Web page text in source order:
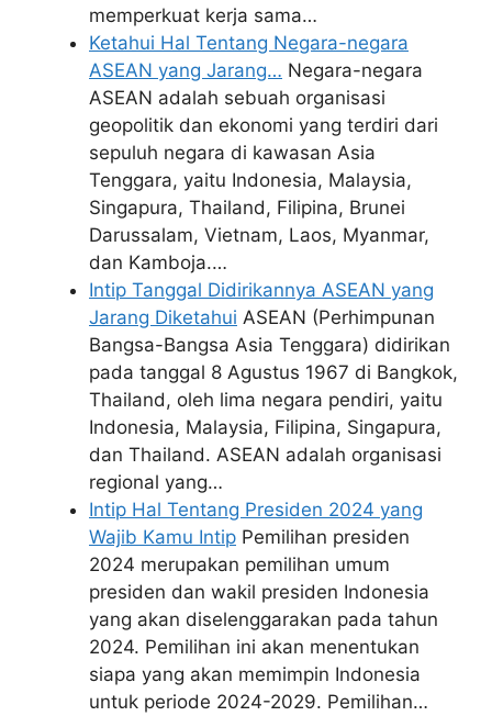
memperkuat kerja sama…
Ketahui Hal Tentang Negara-negara
ASEAN yang Jarang… Negara-negara
ASEAN adalah sebuah organisasi
geopolitik dan ekonomi yang terdiri dari
sepuluh negara di kawasan Asia
Tenggara, yaitu Indonesia, Malaysia,
Singapura, Thailand, Filipina, Brunei
Darussalam, Vietnam, Laos, Myanmar,
dan Kamboja.…
Intip Tanggal Didirikannya ASEAN yang
Jarang Diketahui ASEAN (Perhimpunan
Bangsa-Bangsa Asia Tenggara) didirikan
pada tanggal 8 Agustus 1967 di Bangkok,
Thailand, oleh lima negara pendiri, yaitu
Indonesia, Malaysia, Filipina, Singapura,
dan Thailand. ASEAN adalah organisasi
regional yang…
Intip Hal Tentang Presiden 2024 yang
Wajib Kamu Intip Pemilihan presiden
2024 merupakan pemilihan umum
presiden dan wakil presiden Indonesia
yang akan diselenggarakan pada tahun
2024. Pemilihan ini akan menentukan
siapa yang akan memimpin Indonesia
untuk periode 2024-2029. Pemilihan…